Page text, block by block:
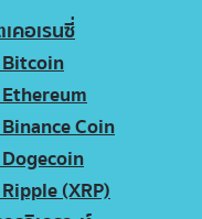
คอเรนซี่
Coin
(XRP)